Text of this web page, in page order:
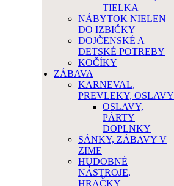
TIELKA
NÁBYTOK NIELEN
DO IZBIČKY
DOJČENSKÉ A
DETSKÉ POTREBY
KOČÍKY
ZÁBAVA
KARNEVAL,
PREVLEKY, OSLAVY
OSLAVY,
PÁRTY
DOPLNKY
SÁNKY, ZÁBAVY V
ZIME
HUDOBNÉ
NÁSTROJE,
HRAČKY